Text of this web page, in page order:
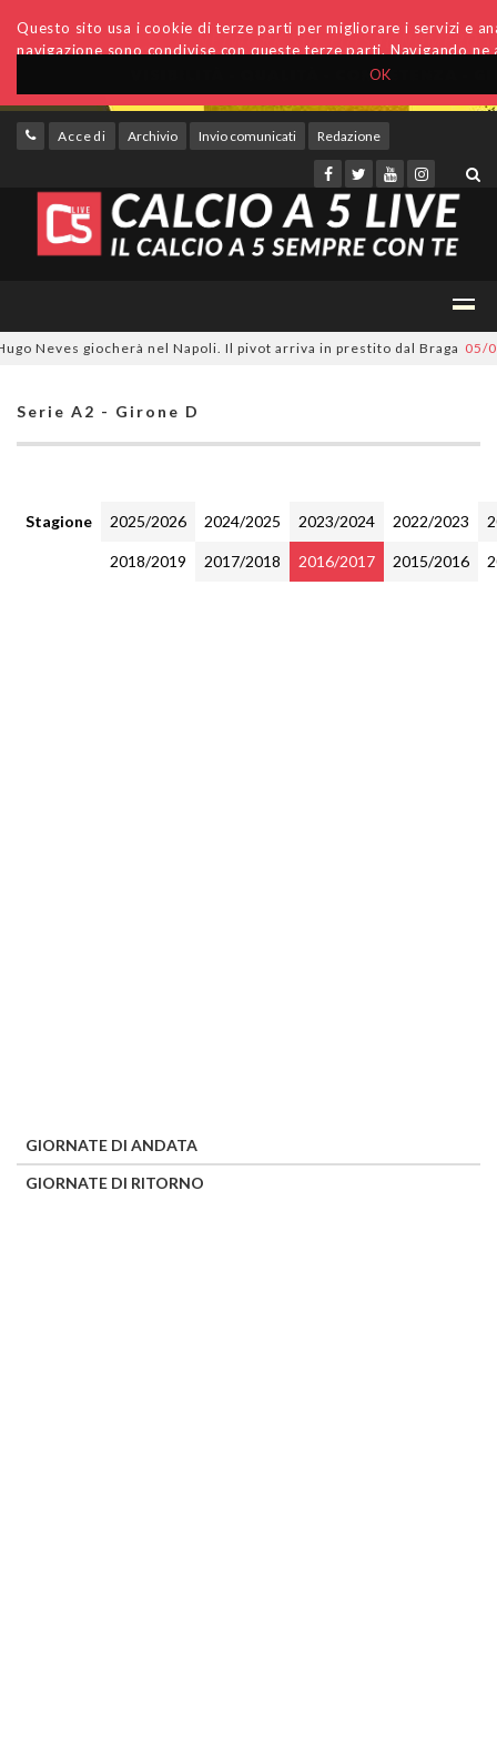
OK
Questo sito usa i cookie di terze parti per migliorare i servizi e
navigazione sono condivise con queste terze parti. Navigando
Accedi Archivio Invio comunicati Redazione
giocherà nel Napoli. Il pivot arriva in prestito dal Braga 05/08/
Serie A2 - Girone D
Stagione 2025/2026 2024/2025 2023/2024 2022/2023
2018/2019 2017/2018 2016/2017 2015/2016
GIORNATE DI ANDATA
GIORNATE DI RITORNO